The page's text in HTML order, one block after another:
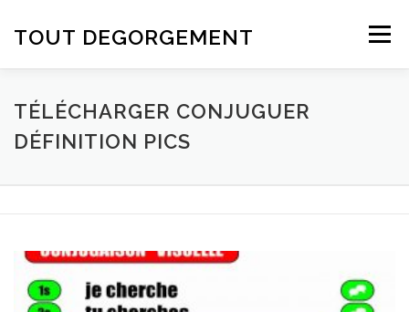
TOUT DEGORGEMENT Menu
TÉLÉCHARGER CONJUGUER
DÉFINITION PICS